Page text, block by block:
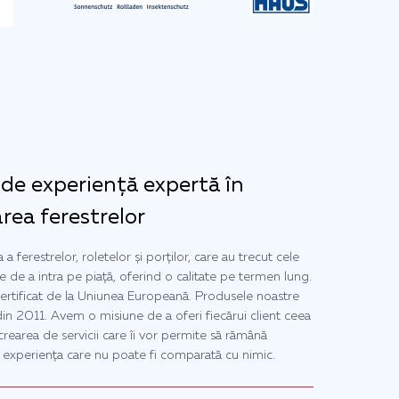
experiență expertă în
ferestrelor
a ferestrelor, roletelor și porților, care au trecut cele
de a intra pe piață, oferind o calitate pe termen lung.
de la Uniunea Europeană. Produsele noastre
2011. Avem o misiune de a oferi fiecărui client ceea
de servicii care îi vor permite să rămână
care nu poate fi comparată cu nimic.